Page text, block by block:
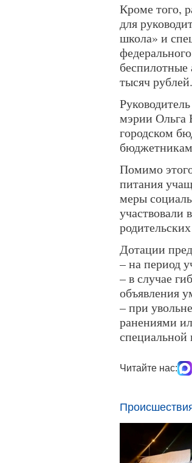
Кроме того,
для
школа» и
тысяч рублей.
мэрии Ольга
городском
Помимо
питания
меры
Дотации
– на период
– в случае
объявления
– при
ранениями
специальной
Читайте нас: